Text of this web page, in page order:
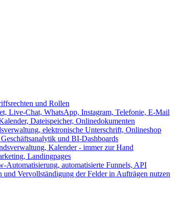
und Rollen
Live-Chat, WhatsApp, Instagram, Telefonie, E-Mail
Dateispeicher, Onlinedokumenten
elektronische Unterschrift, Onlineshop
und BI-Dashboards
Kalender - immer zur Hand
Landingpages
automatisierte Funnels, API
und Vervollständigung der Felder in Aufträgen nutzen